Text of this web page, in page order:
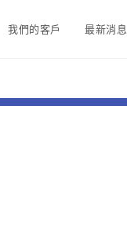
我們的客戶 最新消息